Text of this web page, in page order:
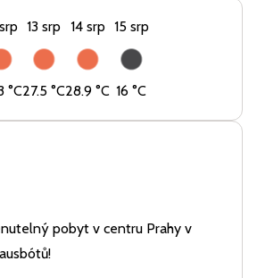
°C
13 srp
27.5 °C
14 srp
28.9 °C
15 srp
16 °C
pobyt v centru Prahy v